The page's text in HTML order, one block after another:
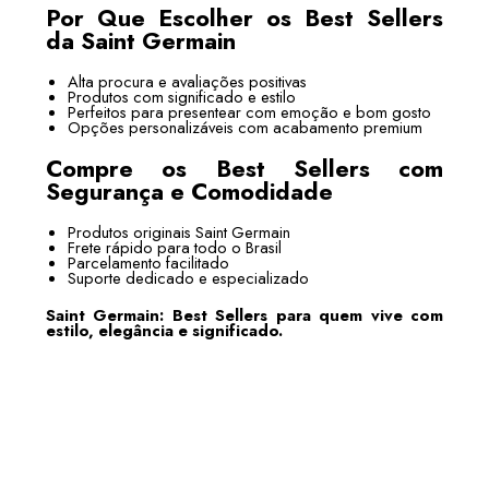
Por Que Escolher os Best Sellers
da Saint Germain
Alta procura e avaliações positivas
Produtos com significado e estilo
Perfeitos para presentear com emoção e bom gosto
Opções personalizáveis com acabamento premium
Compre os Best Sellers com
Segurança e Comodidade
Produtos originais Saint Germain
Frete rápido para todo o Brasil
Parcelamento facilitado
Suporte dedicado e especializado
Saint Germain: Best Sellers para quem vive com
estilo, elegância e significado.